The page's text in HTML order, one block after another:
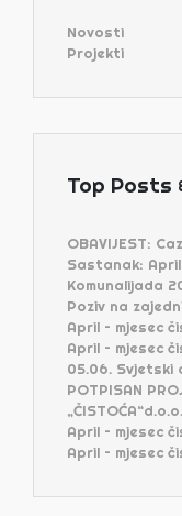
Novosti
Projekti
Top Posts
OBAVIJEST:
Sastanak: April
Komunalijada
Poziv na
April – mjesec
April – mjesec
05.06. Svjetski
POTPISAN
April – mjesec
April – mjesec